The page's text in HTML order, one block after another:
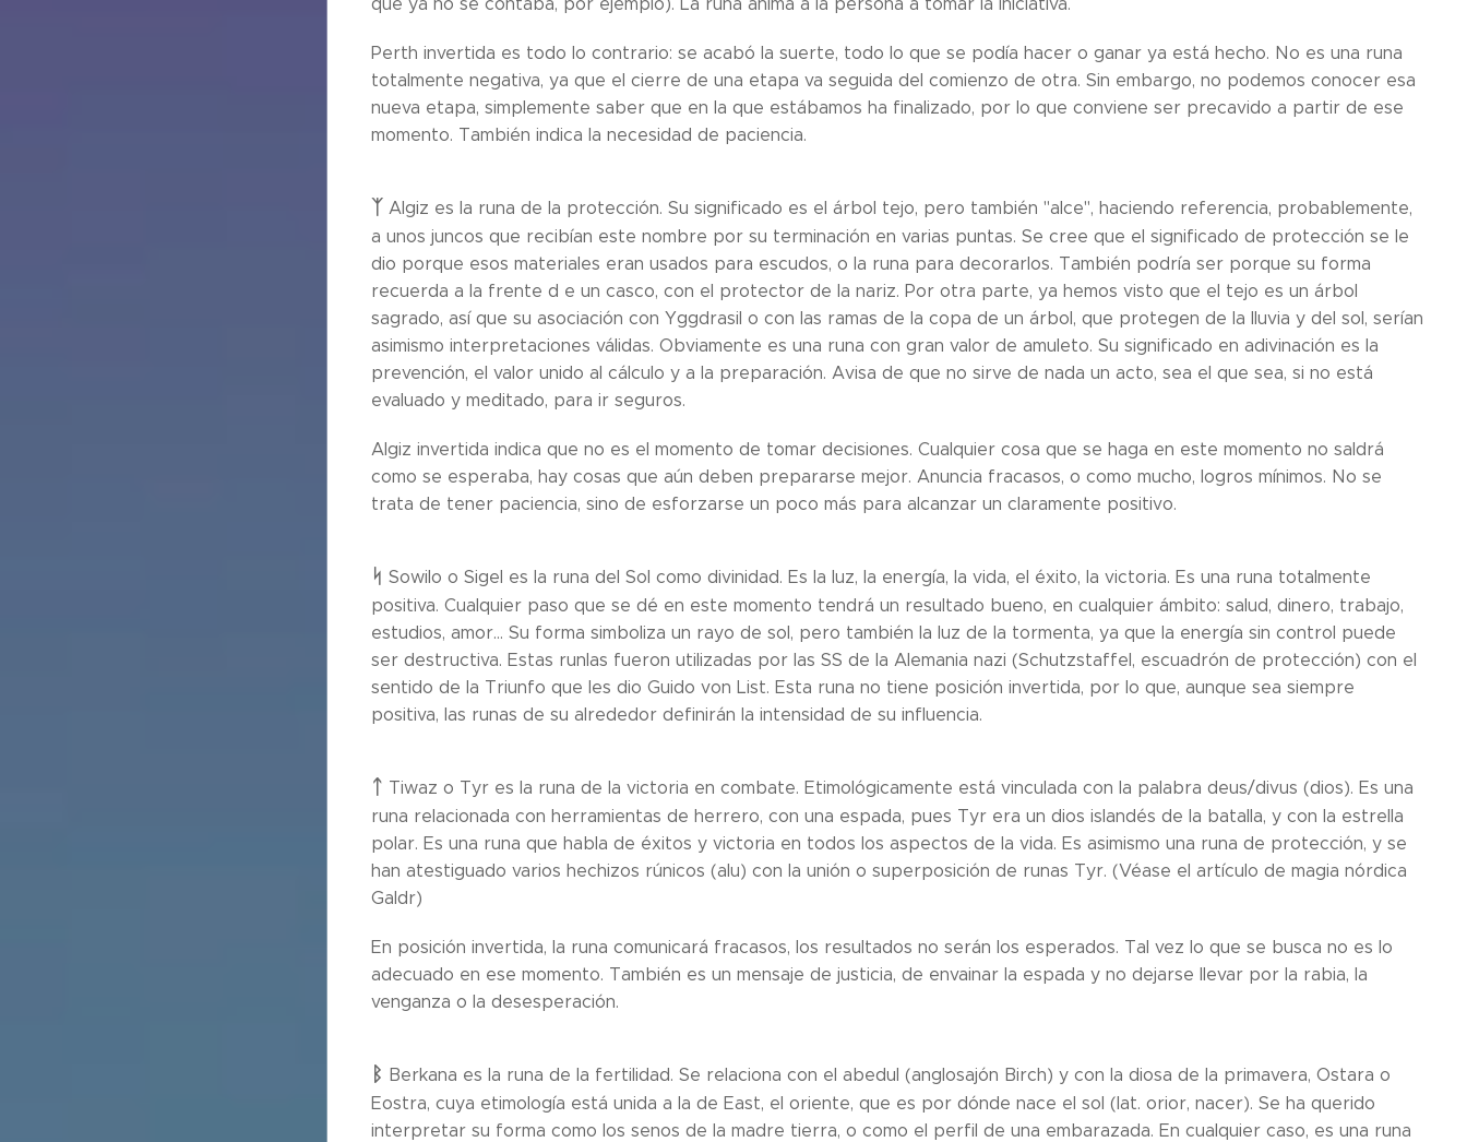
Perth invertida es todo lo contrario: se acabó la suerte, todo lo que se podía hacer o ganar ya está hecho. No es una runa
totalmente negativa, ya que el cierre de una etapa va seguida del comienzo de otra. Sin embargo, no podemos conocer esa
nueva etapa, simplemente saber que en la que estábamos ha finalizado, por lo que conviene ser precavido a partir de ese
momento. También indica la necesidad de paciencia.
ᛉ Algiz es la runa de la protección. Su significado es el árbol tejo, pero también "alce", haciendo referencia, probablemente,
a unos juncos que recibían este nombre por su terminación en varias puntas. Se cree que el significado de protección se le
dio porque esos materiales eran usados para escudos, o la runa para decorarlos. También podría ser porque su forma
recuerda a la frente d e un casco, con el protector de la nariz. Por otra parte, ya hemos visto que el tejo es un árbol
sagrado, así que su asociación con Yggdrasil o con las ramas de la copa de un árbol, que protegen de la lluvia y del sol, serían
asimismo interpretaciones válidas. Obviamente es una runa con gran valor de amuleto. Su significado en adivinación es la
prevención, el valor unido al cálculo y a la preparación. Avisa de que no sirve de nada un acto, sea el que sea, si no está
evaluado y meditado, para ir seguros.
Algiz invertida indica que no es el momento de tomar decisiones. Cualquier cosa que se haga en este momento no saldrá
como se esperaba, hay cosas que aún deben prepararse mejor. Anuncia fracasos, o como mucho, logros mínimos. No se
trata de tener paciencia, sino de esforzarse un poco más para alcanzar un claramente positivo.
ᛋ Sowilo o Sigel es la runa del Sol como divinidad. Es la luz, la energía, la vida, el éxito, la victoria. Es una runa totalmente
positiva. Cualquier paso que se dé en este momento tendrá un resultado bueno, en cualquier ámbito: salud, dinero, trabajo,
estudios, amor... Su forma simboliza un rayo de sol, pero también la luz de la tormenta, ya que la energía sin control puede
ser destructiva. Estas runlas fueron utilizadas por las SS de la Alemania nazi (Schutzstaffel, escuadrón de protección) con el
sentido de la Triunfo que les dio Guido von List. Esta runa no tiene posición invertida, por lo que, aunque sea siempre
positiva, las runas de su alrededor definirán la intensidad de su influencia.
ᛏ Tiwaz o Tyr es la runa de la victoria en combate. Etimológicamente está vinculada con la palabra deus/divus (dios). Es una
runa relacionada con herramientas de herrero, con una espada, pues Tyr era un dios islandés de la batalla, y con la estrella
polar. Es una runa que habla de éxitos y victoria en todos los aspectos de la vida. Es asimismo una runa de protección, y se
han atestiguado varios hechizos rúnicos (alu) con la unión o superposición de runas Tyr. (Véase el artículo de magia nórdica
Galdr)
En posición invertida, la runa comunicará fracasos, los resultados no serán los esperados. Tal vez lo que se busca no es lo
adecuado en ese momento. También es un mensaje de justicia, de envainar la espada y no dejarse llevar por la rabia, la
venganza o la desesperación.
ᛒ Berkana es la runa de la fertilidad. Se relaciona con el abedul (anglosajón Birch) y con la diosa de la primavera, Ostara o
Eostra, cuya etimología está unida a la de East, el oriente, que es por dónde nace el sol (lat. orior, nacer). Se ha querido
interpretar su forma como los senos de la madre tierra, o como el perfil de una embarazada. En cualquier caso, es una runa